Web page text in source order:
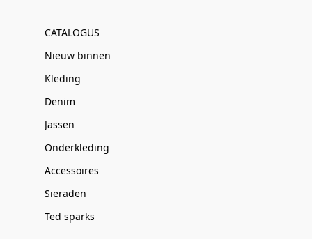
CATALOGUS
Nieuw binnen
Kleding
Denim
Jassen
Onderkleding
Accessoires
Sieraden
Ted sparks